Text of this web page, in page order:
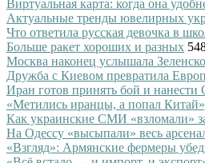
Виртуальная карта: когда она
Актуальные тренды ювелирных
Что ответила русская девочка в
Больше ракет хороших и разных
Москва наконец услышала
Дружба с Киевом превратила
Иран готов принять бой и
«Метились иранцы, а попал
Как украинские СМИ «взломали»
На Одессу «высыпали» весь
«Взгляд»: Армянские фермеры